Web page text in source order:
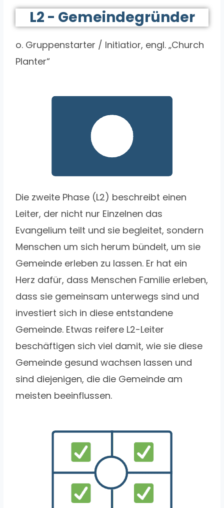
L2 - Gemeindegründer
o. Gruppenstarter / Initiatior, engl. „Church
Planter“
Die zweite Phase (L2) beschreibt einen
Leiter, der nicht nur Einzelnen das
Evangelium teilt und sie begleitet, sondern
Menschen um sich herum bündelt, um sie
Gemeinde erleben zu lassen. Er hat ein
Herz dafür, dass Menschen Familie erleben,
dass sie gemeinsam unterwegs sind und
investiert sich in diese entstandene
Gemeinde. Etwas reifere L2-Leiter
beschäftigen sich viel damit, wie sie diese
Gemeinde gesund wachsen lassen und
sind diejenigen, die die Gemeinde am
meisten beeinflussen.